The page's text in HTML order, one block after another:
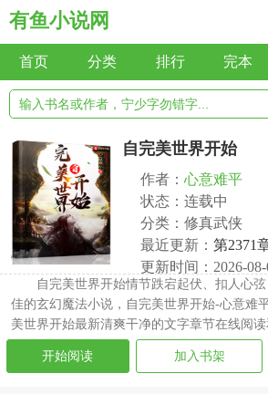
有鱼小说网
首页 分类 排行 完本
自完美世界开始
作者： 心意难平
状态：连载中
分类：修真武侠
最近更新： 第2371
更新时间：2026-08-
自完美世界开始情节跌宕起伏、扣人心
佳的玄幻魔法小说，自完美世界开始-心意难
美世界开始最新清爽干净的文字章节在线阅读
开始阅读 加入书架